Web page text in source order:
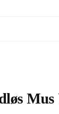
Mus